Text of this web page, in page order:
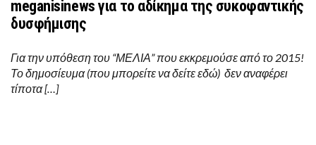
meganisinews για το αδίκημα της συκοφαντικής
δυσφήμισης
Για την υπόθεση του “ΜΕΛΙΑ” που εκκρεμούσε από το 2015!
Το δημοσίευμα (που μπορείτε να δείτε εδώ) δεν αναφέρει
τίποτα […]